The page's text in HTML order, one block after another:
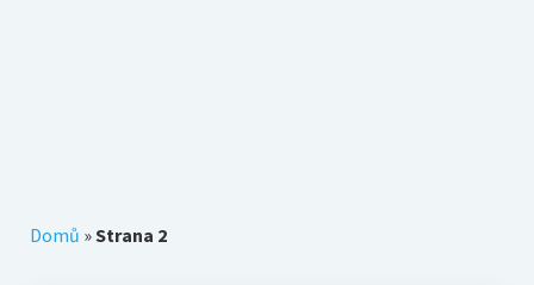
Domů »Strana 2